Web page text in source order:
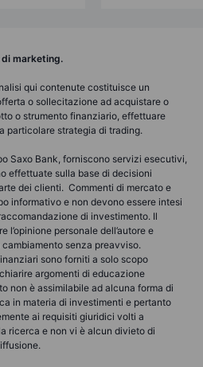
marketing.
qui contenute costituisce un
o sollecitazione ad acquistare o
o strumento finanziario, effettuare
particolare strategia di trading.
Saxo Bank, forniscono servizi esecutivi,
effettuate sulla base di decisioni
dei clienti. Commenti di mercato e
informativo e non devono essere intesi
di investimento. Il
l’opinione personale dell’autore e
senza preavviso.
sono forniti a solo scopo
argomenti di educazione
non è assimilabile ad alcuna forma di
in materia di investimenti e pertanto
ai requisiti giuridici volti a
ricerca e non vi è alcun divieto di